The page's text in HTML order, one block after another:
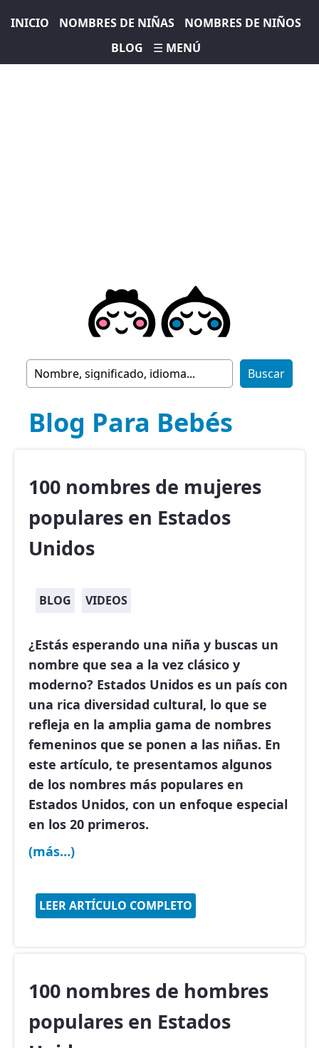
INICIO NOMBRES DE NIÑAS
NOMBRES DE NIÑOS
BLOG
☰ MENÚ
Blog Para Bebés
100 nombres de mujeres
populares en Estados
Unidos
BLOG VIDEOS
¿Estás esperando una niña y buscas un
nombre que sea a la vez clásico y
moderno? Estados Unidos es un país con
una rica diversidad cultural, lo que se
refleja en la amplia gama de nombres
femeninos que se ponen a las niñas. En
este artículo, te presentamos algunos
de los nombres más populares en
Estados Unidos, con un enfoque especial
en los 20 primeros.
(más…)
LEER ARTÍCULO COMPLETO
100 nombres de hombres
populares en Estados